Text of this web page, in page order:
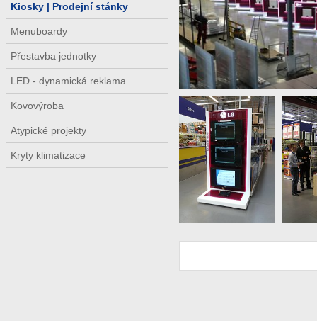
Kiosky | Prodejní stánky
Menuboardy
Přestavba jednotky
LED - dynamická reklama
Kovovýroba
Atypické projekty
Kryty klimatizace